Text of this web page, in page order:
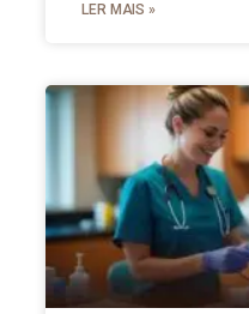
LER MAIS »